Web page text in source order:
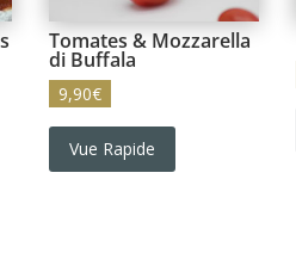
Tomates & Mozzarella
di Buffala
9,90€
Vue Rapide